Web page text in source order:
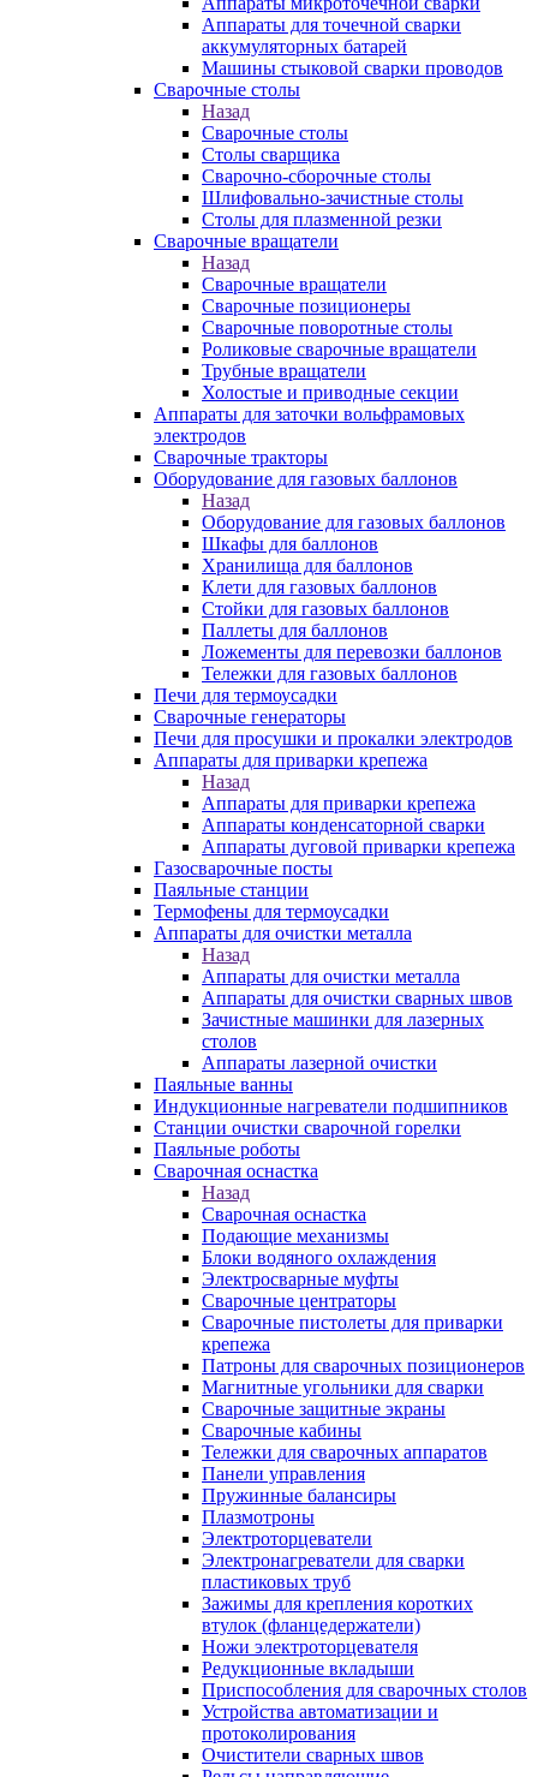
Аппараты для точечной сварки
аккумуляторных батарей
Машины стыковой сварки проводов
Сварочные столы
Назад
Сварочные столы
Столы сварщика
Сварочно-сборочные столы
Шлифовально-зачистные столы
Столы для плазменной резки
Сварочные вращатели
Назад
Сварочные вращатели
Сварочные позиционеры
Сварочные поворотные столы
Роликовые сварочные вращатели
Трубные вращатели
Холостые и приводные секции
Аппараты для заточки вольфрамовых
электродов
Сварочные тракторы
Оборудование для газовых баллонов
Назад
Оборудование для газовых баллонов
Шкафы для баллонов
Хранилища для баллонов
Клети для газовых баллонов
Стойки для газовых баллонов
Паллеты для баллонов
Ложементы для перевозки баллонов
Тележки для газовых баллонов
Печи для термоусадки
Сварочные генераторы
Печи для просушки и прокалки электродов
Аппараты для приварки крепежа
Назад
Аппараты для приварки крепежа
Аппараты конденсаторной сварки
Аппараты дуговой приварки крепежа
Газосварочные посты
Паяльные станции
Термофены для термоусадки
Аппараты для очистки металла
Назад
Аппараты для очистки металла
Аппараты для очистки сварных швов
Зачистные машинки для лазерных
столов
Аппараты лазерной очистки
Паяльные ванны
Индукционные нагреватели подшипников
Станции очистки сварочной горелки
Паяльные роботы
Сварочная оснастка
Назад
Сварочная оснастка
Подающие механизмы
Блоки водяного охлаждения
Электросварные муфты
Сварочные центраторы
Сварочные пистолеты для приварки
крепежа
Патроны для сварочных позиционеров
Магнитные угольники для сварки
Сварочные защитные экраны
Сварочные кабины
Тележки для сварочных аппаратов
Панели управления
Пружинные балансиры
Плазмотроны
Электроторцеватели
Электронагреватели для сварки
пластиковых труб
Зажимы для крепления коротких
втулок (фланцедержатели)
Ножи электроторцевателя
Редукционные вкладыши
Приспособления для сварочных столов
Устройства автоматизации и
протоколирования
Очистители сварных швов